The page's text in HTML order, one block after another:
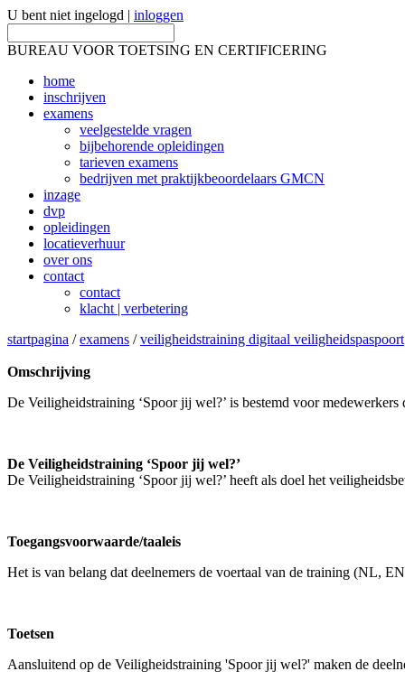
U bent niet ingelogd | inloggen
BUREAU VOOR TOETSING EN CERTIFICERING
home
inschrijven
examens
veelgestelde vragen
bijbehorende opleidingen
tarieven examens
bedrijven met praktijkbeoordelaars GMCN
inzage
dvp
opleidingen
locatieverhuur
over ons
contact
contact
klacht | verbetering
startpagina /examens /veiligheidstraining digitaal veiligheidspaspoort
Omschrijving
De Veiligheidstraining ‘Spoor jij wel?’ is bestemd voor
De Veiligheidstraining ‘Spoor jij wel?’
De Veiligheidstraining ‘Spoor jij wel?’ heeft als doel het
Toegangsvoorwaarde/taaleis
Het is van belang dat deelnemers de voertaal van de training (NL,
Toetsen
Aansluitend op de Veiligheidstraining 'Spoor jij wel?' maken de